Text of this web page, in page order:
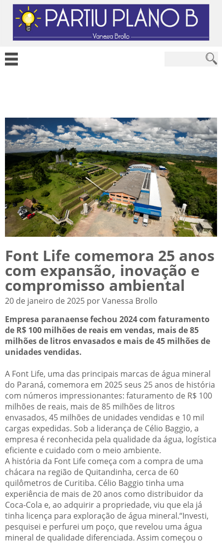
Font Life comemora 25 anos
com expansão, inovação e
compromisso ambiental
20 de janeiro de 2025 por Vanessa Brollo
Empresa paranaense fechou 2024 com faturamento
de R$ 100 milhões de reais em vendas, mais de 85
milhões de litros envasados e mais de 45 milhões de
unidades vendidas.
A Font Life, uma das principais marcas de água mineral
do Paraná, comemora em 2025 seus 25 anos de história
com números impressionantes: faturamento de R$ 100
milhões de reais, mais de 85 milhões de litros
envasados, 45 milhões de unidades vendidas e 10 mil
cargas expedidas. Sob a liderança de Célio Baggio, a
empresa é reconhecida pela qualidade da água, logística
eficiente e cuidado com o meio ambiente.
A história da Font Life começa com a compra de uma
chácara na região de Quitandinha, cerca de 60
quilômetros de Curitiba. Célio Baggio tinha uma
experiência de mais de 20 anos como distribuidor da
Coca-Cola e, ao adquirir a propriedade, viu que ela já
tinha licença para exploração de água mineral.“Investi,
pesquisei e perfurei um poço, que revelou uma água
mineral de qualidade diferenciada. Assim começou o